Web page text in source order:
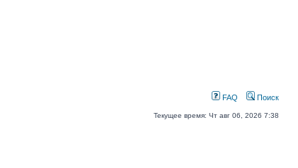
FAQ Поиск
Текущее время: Чт авг 06, 2026 7:38